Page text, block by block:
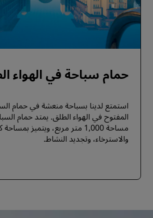
حمام سباحة في الهواء
استمتع لدينا بسباحة منعشة في حمام
المفتوح في الهواء الطلق. يمتد حمام
مساحة 1,000 متر مربع، ويتميز
والاسترخاء، وتجديد النشاط.